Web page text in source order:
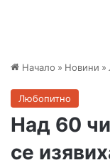
Начало » Новини »
Любопитно
Над 60
се